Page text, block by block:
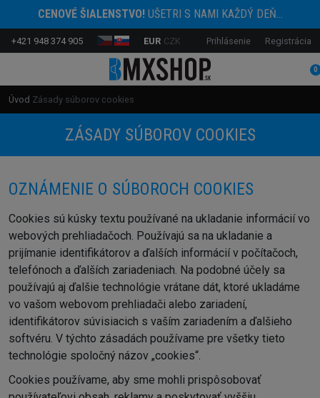
CENOVÉ ŠIALENSTVO!UŠETRI S NAMI KAŽDÝ DEŇ...
+421 948 374 905 EUR CZK Prihlásenie Registrácia
0
Úvod Zásady súborov cookies
ZÁSADY SÚBOROV COOKIES
OZNÁMENIE O SÚBOROCH COOKIES
Cookies sú kúsky textu používané na ukladanie informácií vo
webových prehliadačoch. Používajú sa na ukladanie a
prijímanie identifikátorov a ďalších informácií v počítačoch,
telefónoch a ďalších zariadeniach. Na podobné účely sa
používajú aj ďalšie technológie vrátane dát, ktoré ukladáme
vo vašom webovom prehliadači alebo zariadení,
identifikátorov súvisiacich s vaším zariadením a ďalšieho
softvéru. V týchto zásadách používame pre všetky tieto
technológie spoločný názov „cookies“.
Cookies používame, aby sme mohli prispôsobovať